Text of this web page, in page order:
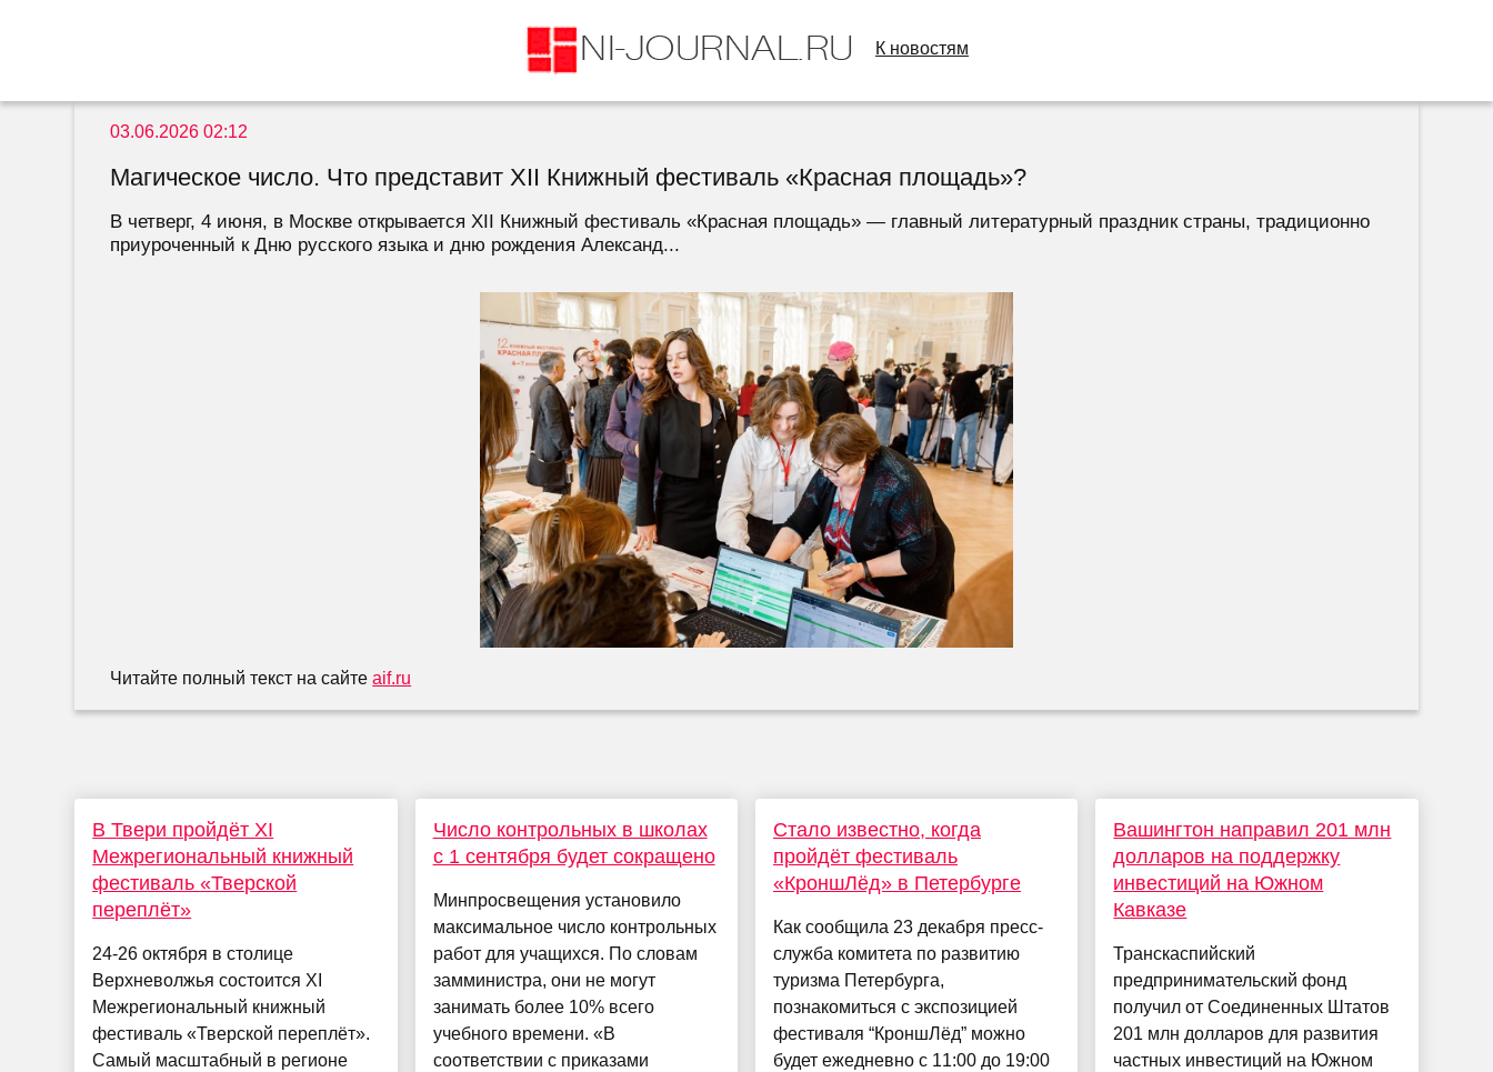
К новостям
03.06.2026 02:12
Магическое число. Что представит XII Книжный фестиваль «Красная площадь»?
В четверг, 4 июня, в Москве открывается XII Книжный фестиваль «Красная площадь» — главный литературный праздник страны, традиционно
приуроченный к Дню русского языка и дню рождения Александ...
Читайте полный текст на сайтеaif.ru
В Твери пройдёт ХI
Межрегиональный книжный
фестиваль «Тверской
переплёт»
24-26 октября в столице
Верхневолжья состоится XI
Межрегиональный книжный
фестиваль «Тверской переплёт».
Самый масштабный в регионе
Число контрольных в школах
с 1 сентября будет сокращено
Минпросвещения установило
максимальное число контрольных
работ для учащихся. По словам
замминистра, они не могут
занимать более 10% всего
учебного времени. «В
соответствии с приказами
Стало известно, когда
пройдёт фестиваль
«КроншЛёд» в Петербурге
Как сообщила 23 декабря пресс-
служба комитета по развитию
туризма Петербурга,
познакомиться с экспозицией
фестиваля “КроншЛёд” можно
будет ежедневно с 11:00 до 19:00
Вашингтон направил 201 млн
долларов на поддержку
инвестиций на Южном
Кавказе
Транскаспийский
предпринимательский фонд
получил от Соединенных Штатов
201 млн долларов для развития
частных инвестиций на Южном